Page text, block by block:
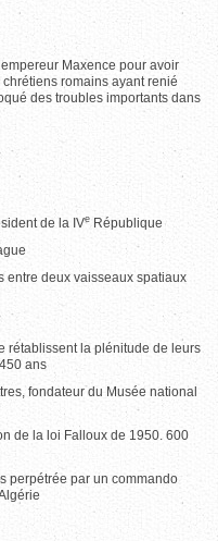
Maxence pour avoir
romains ayant renié
des troubles importants dans
de la IVe République
entre deux vaisseaux spatiaux
rétablissent la plénitude de leurs
ans
fondateur du Musée national
de la loi Falloux de 1950. 600
perpétrée par un commando